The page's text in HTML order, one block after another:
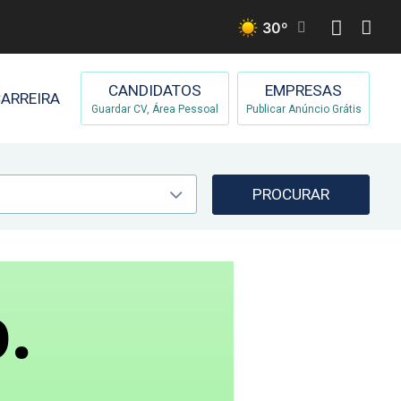
30º
CANDIDATOS
Guardar CV, Área Pessoal
EMPRESAS
Publicar Anúncio Grátis
PROCURAR